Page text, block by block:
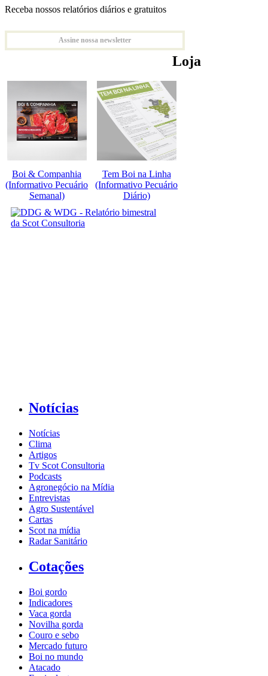
Receba nossos relatórios diários e gratuitos
Assine nossa newsletter
Loja
Boi & Companhia
(Informativo Pecuário
Semanal)
Tem Boi na Linha
(Informativo Pecuário
Diário)
Notícias
Notícias
Clima
Artigos
Tv Scot Consultoria
Podcasts
Agronegócio na Mídia
Entrevistas
Agro Sustentável
Cartas
Scot na mídia
Radar Sanitário
Cotações
Boi gordo
Indicadores
Vaca gorda
Novilha gorda
Couro e sebo
Mercado futuro
Boi no mundo
Atacado